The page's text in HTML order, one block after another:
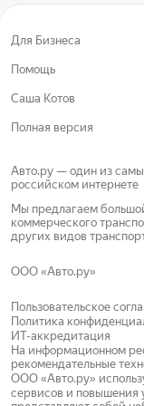
Для Бизнеса
Помощь
Саша Котов
Полная версия
Авто.ру — один из
российском интернете
Мы предлагаем
коммерческого
других видов
ООО «Авто.ру»
Пользовательское
Политика
ИТ-аккредитация
На информационном
рекомендательные
ООО «Авто.ру»
сервисов и повышения